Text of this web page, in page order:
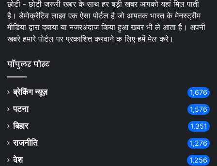
छोटी - छोटी जरूरी खबर के साथ हर बड़ी खबर आपको यहां मिल पाती
है। डेमोक्रेटिव लाइव एक ऐसा पोर्टल है जो आपतक भारत के मेनस्ट्रीम
मीडिया द्वारा दबाया या नजरअंदाज किया हुआ खबर भी ले आता है। अपनी
खबरे हमारे पोर्टल पर प्रकाशित करवाने क लिए हमें मेल करे।
पॉपुलर पोस्ट
ब्रेकिंग न्यूज़ 1,676
पटना 1,576
बिहार 1,351
राजनीति 1,276
देश 1,256